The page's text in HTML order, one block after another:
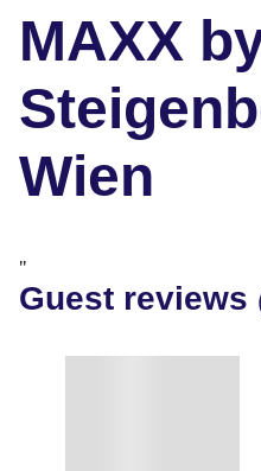
MAXX
Wien
"
Guest reviews